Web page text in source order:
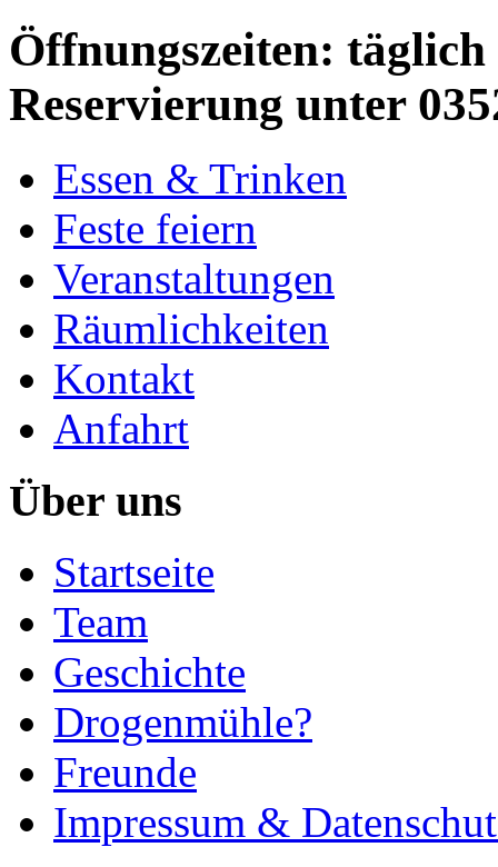
Öffnungszeiten: täglich
Reservierung unter
Essen & Trinken
Feste feiern
Veranstaltungen
Räumlichkeiten
Kontakt
Anfahrt
Über uns
Startseite
Team
Geschichte
Drogenmühle?
Freunde
Impressum &